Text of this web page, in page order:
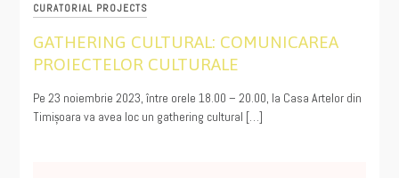
CURATORIAL PROJECTS
GATHERING CULTURAL: COMUNICAREA
PROIECTELOR CULTURALE
11/13/2023
Pe 23 noiembrie 2023, între orele 18.00 – 20.00, la Casa Artelor din
Timișoara va avea loc un gathering cultural […]